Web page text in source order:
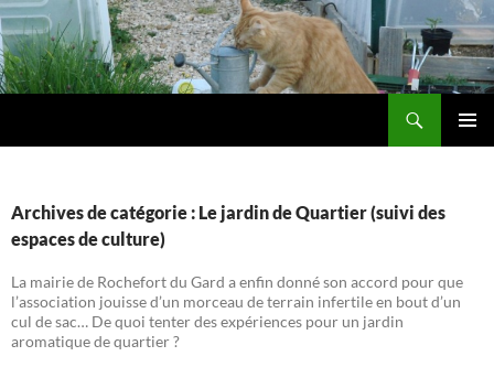
Aller
au
contenu
Archives de catégorie : Le jardin de Quartier (suivi des
espaces de culture)
La mairie de Rochefort du Gard a enfin donné son accord pour que
l’association jouisse d’un morceau de terrain infertile en bout d’un
cul de sac… De quoi tenter des expériences pour un jardin
aromatique de quartier ?